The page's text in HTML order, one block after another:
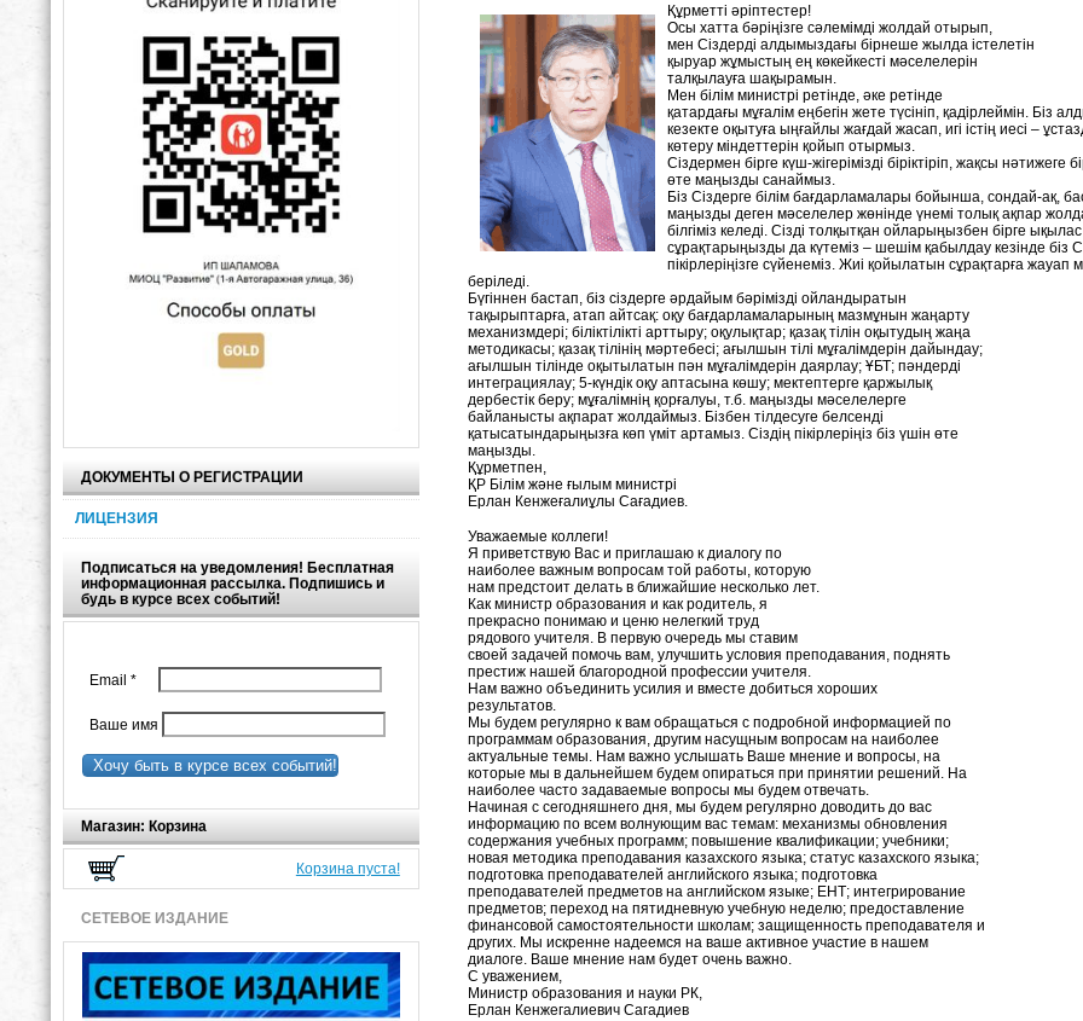
ДОКУМЕНТЫ О РЕГИСТРАЦИИ
ЛИЦЕНЗИЯ
Подписаться на уведомления! Бесплатная
информационная рассылка. Подпишись и
будь в курсе всех событий!
Email *
Ваше имя
Хочу быть в курсе всех событий!
Магазин: Корзина
Корзина пуста!
СЕТЕВОЕ ИЗДАНИЕ
Құрметті əріптестер!
Осы хатта бəріңізге сəлемімді жолдай отырып,
мен Сіздерді алдымыздағы бірнеше жылда істелетін
қыруар жұмыстың ең көкейкесті мəселелерін
талқылауға шақырамын.
Мен білім министрі ретінде, əке ретінде
қатардағы мұғалім еңбегін жете түсініп, қадірлеймін. Біз
кезекте оқытуға ыңғайлы жағдай жасап, игі істің иесі –
көтеру міндеттерін қойып отырмыз.
Сіздермен бірге күш-жігерімізді біріктіріп, жақсы нəтижеге
өте маңызды санаймыз.
Біз Сіздерге білім бағдарламалары бойынша, сондай-ақ,
маңызды деген мəселелер жөнінде үнемі толық ақпар
білгіміз келеді. Сізді толқытқан ойларыңызбен бірге
сұрақтарыңызды да күтеміз – шешім қабылдау кезінде біз
пікірлеріңізге сүйенеміз. Жиі қойылатын сұрақтарға жауап
беріледі.
Бүгіннен бастап, біз сіздерге əрдайым бəрімізді ойландыратын
тақырыптарға, атап айтсақ: оқу бағдарламаларының мазмұнын жаңарту
механизмдері; біліктілікті арттыру; оқулықтар; қазақ тілін оқытудың жаңа
методикасы; қазақ тілінің мəртебесі; ағылшын тілі мұғалімдерін дайындау;
ағылшын тілінде оқытылатын пəн мұғалімдерін даярлау; ҰБТ; пəндерді
интеграциялау; 5-күндік оқу аптасына көшу; мектептерге қаржылық
дербестік беру; мұғалімнің қорғалуы, т.б. маңызды мəселелерге
байланысты ақпарат жолдаймыз. Бізбен тілдесуге белсенді
қатысатындарыңызға көп үміт артамыз. Сіздің пікірлеріңіз біз үшін өте
маңызды.
Құрметпен,
ҚР Білім жəне ғылым министрі
Ерлан Кенжеғалиұлы Сағадиев.
Уважаемые коллеги!
Я приветствую Вас и приглашаю к диалогу по
наиболее важным вопросам той работы, которую
нам предстоит делать в ближайшие несколько лет.
Как министр образования и как родитель, я
прекрасно понимаю и ценю нелегкий труд
рядового учителя. В первую очередь мы ставим
своей задачей помочь вам, улучшить условия преподавания, поднять
престиж нашей благородной профессии учителя.
Нам важно объединить усилия и вместе добиться хороших
результатов.
Мы будем регулярно к вам обращаться с подробной информацией по
программам образования, другим насущным вопросам на наиболее
актуальные темы. Нам важно услышать Ваше мнение и вопросы, на
которые мы в дальнейшем будем опираться при принятии решений. На
наиболее часто задаваемые вопросы мы будем отвечать.
Начиная с сегодняшнего дня, мы будем регулярно доводить до вас
информацию по всем волнующим вас темам: механизмы обновления
содержания учебных программ; повышение квалификации; учебники;
новая методика преподавания казахского языка; статус казахского языка;
подготовка преподавателей английского языка; подготовка
преподавателей предметов на английском языке; ЕНТ; интегрирование
предметов; переход на пятидневную учебную неделю; предоставление
финансовой самостоятельности школам; защищенность преподавателя и
других. Мы искренне надеемся на ваше активное участие в нашем
диалоге. Ваше мнение нам будет очень важно.
С уважением,
Министр образования и науки РК,
Ерлан Кенжегалиевич Сагадиев